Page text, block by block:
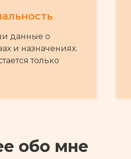
данные о
и назначениях.
только
обо мне